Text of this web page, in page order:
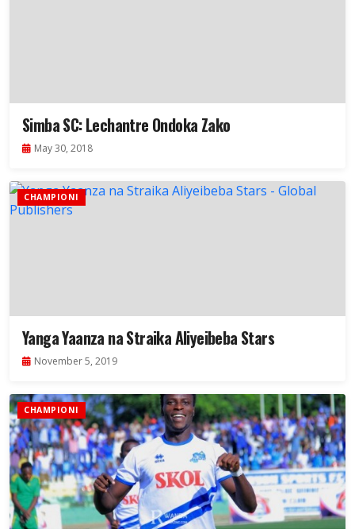
Simba SC: Lechantre Ondoka Zako
May 30, 2018
CHAMPIONI
Yanga Yaanza na Straika Aliyeibeba Stars
November 5, 2019
CHAMPIONI